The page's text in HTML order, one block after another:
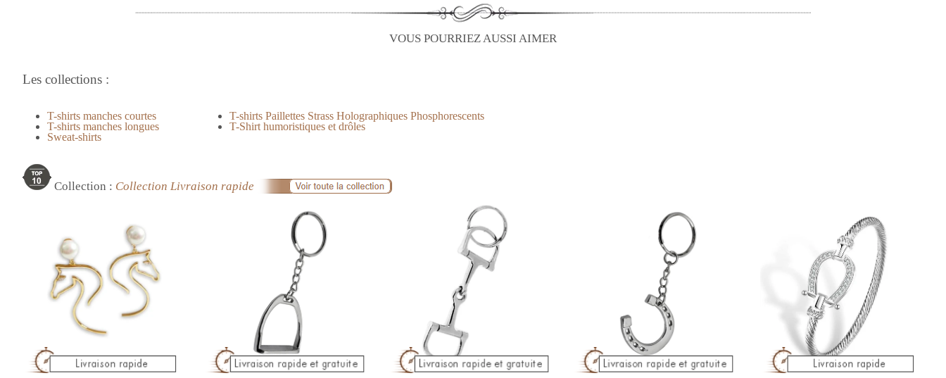
VOUS POURRIEZ AUSSI AIMER
Les collections :
T-shirts manches courtes
T-shirts manches longues
Sweat-shirts
T-shirts Paillettes Strass Holographiques Phosphorescents
T-Shirt humoristiques et drôles
Collection : Collection Livraison rapide